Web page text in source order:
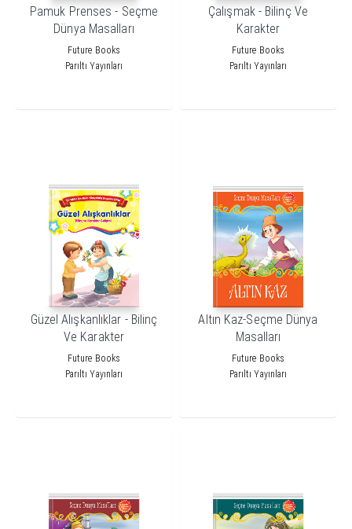
Pamuk Prenses - Seçme
Dünya Masalları
Future Books
Parıltı Yayınları
Çalışmak - Bilinç Ve
Karakter
Future Books
Parıltı Yayınları
Güzel Alışkanlıklar - Bilinç
Ve Karakter
Future Books
Parıltı Yayınları
Altın Kaz-Seçme Dünya
Masalları
Future Books
Parıltı Yayınları